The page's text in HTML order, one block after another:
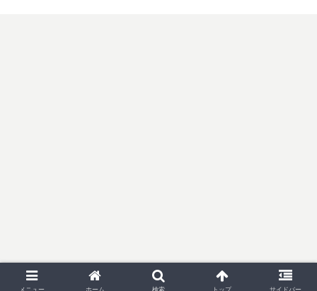
メニュー ホーム 検索 トップ サイドバー